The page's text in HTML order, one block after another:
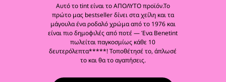
Αυτό το tint είναι το ΑΠΟΛΥΤΟ προϊόν.Το
πρώτο μας bestseller δίνει στα χείλη και τα
μάγουλα ένα ροδαλό χρώμα από το 1976 και
είναι πιο δημοφιλές από ποτέ — Ένα Benetint
πωλείται παγκοσμίως κάθε 10
δευτερόλεπτα*****! Τοποθέτησέ το, άπλωσέ
το και θα το αγαπήσεις.